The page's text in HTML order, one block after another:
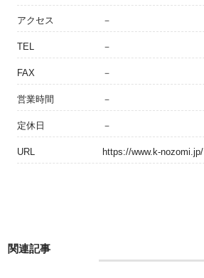
アクセス －
TEL －
FAX －
営業時間 －
定休日 －
URL https://www.k-nozomi.jp/
関連記事